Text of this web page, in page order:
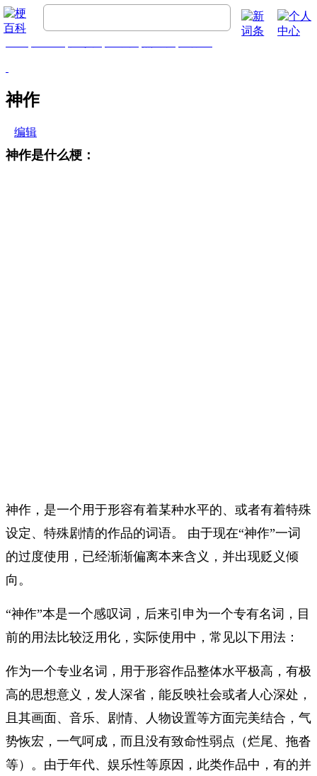
神作
编辑
神作是什么梗：
神作，是一个用于形容有着某种水平的、或者有着特殊
设定、特殊剧情的作品的词语。 由于现在“神作”一词
的过度使用，已经渐渐偏离本来含义，并出现贬义倾
向。
“神作”本是一个感叹词，后来引申为一个专有名词，目
前的用法比较泛用化，实际使用中，常见以下用法：
作为一个专业名词，用于形容作品整体水平极高，有极
高的思想意义，发人深省，能反映社会或者人心深处，
且其画面、音乐、剧情、人物设置等方面完美结合，气
势恢宏，一气呵成，而且没有致命性弱点（烂尾、拖沓
等）。由于年代、娱乐性等原因，此类作品中，有的并